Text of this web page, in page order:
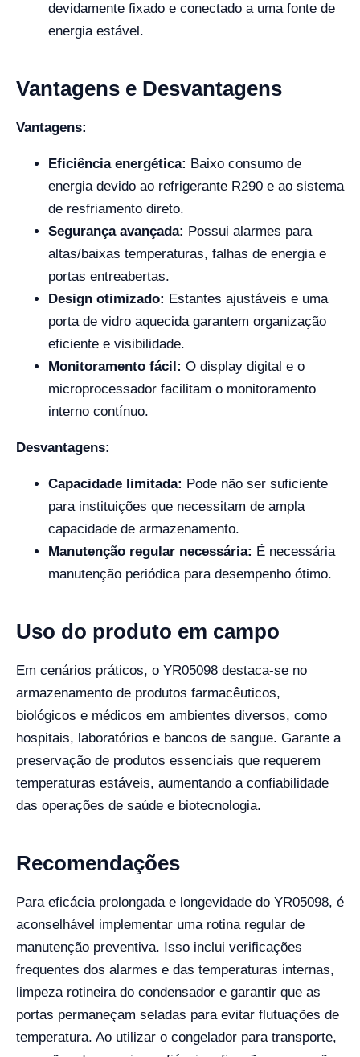
devidamente fixado e conectado a uma fonte de
energia estável.
Vantagens e Desvantagens
Vantagens:
Eficiência energética: Baixo consumo de
energia devido ao refrigerante R290 e ao sistema
de resfriamento direto.
Segurança avançada: Possui alarmes para
altas/baixas temperaturas, falhas de energia e
portas entreabertas.
Design otimizado: Estantes ajustáveis e uma
porta de vidro aquecida garantem organização
eficiente e visibilidade.
Monitoramento fácil: O display digital e o
microprocessador facilitam o monitoramento
interno contínuo.
Desvantagens:
Capacidade limitada: Pode não ser suficiente
para instituições que necessitam de ampla
capacidade de armazenamento.
Manutenção regular necessária: É necessária
manutenção periódica para desempenho ótimo.
Uso do produto em campo
Em cenários práticos, o YR05098 destaca-se no
armazenamento de produtos farmacêuticos,
biológicos e médicos em ambientes diversos, como
hospitais, laboratórios e bancos de sangue. Garante a
preservação de produtos essenciais que requerem
temperaturas estáveis, aumentando a confiabilidade
das operações de saúde e biotecnologia.
Recomendações
Para eficácia prolongada e longevidade do YR05098, é
aconselhável implementar uma rotina regular de
manutenção preventiva. Isso inclui verificações
frequentes dos alarmes e das temperaturas internas,
limpeza rotineira do condensador e garantir que as
portas permaneçam seladas para evitar flutuações de
temperatura. Ao utilizar o congelador para transporte,